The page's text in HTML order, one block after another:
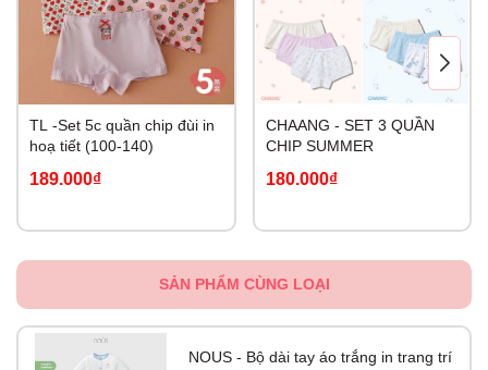
TL -Set 5c quần chip đùi in
hoạ tiết (100-140)
189.000₫
CHAANG - SET 3 QUẦN
CHIP SUMMER
180.000₫
SẢN PHẨM CÙNG LOẠI
NOUS - Bộ dài tay áo trắng in trang trí